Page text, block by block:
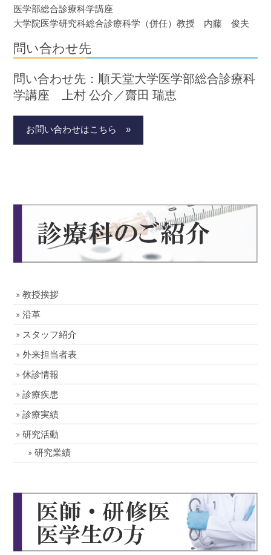
医学部総合診療科学講座
大学院医学研究科総合診療科学（併任）教授 内藤 俊夫
問い合わせ先
問い合わせ先：順天堂大学医学部総合診療科
学講座 上村 公介／齋田 瑞恵
お問い合わせはこちら »
教授挨拶
沿革
スタッフ紹介
外来担当者表
休診情報
診療疾患
診療実績
研究活動
研究業績